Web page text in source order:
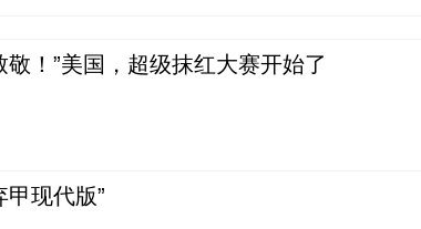
敬！”美国，超级抹红大赛开始了
甲现代版”